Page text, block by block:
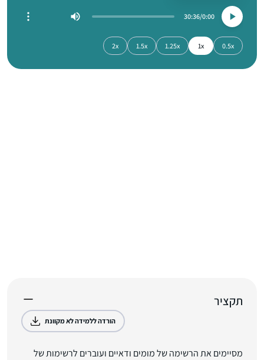
0:00
30:36
0.5x
1x
1.25x
1.5x
2x
תקציר
הורדה ללמידה לא מקוונת
מסיימים את הרשימה של מומים ודאיים ועוברים לרשימות של